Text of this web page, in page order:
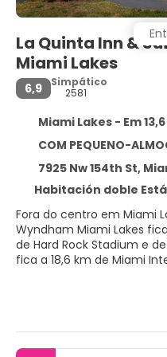
La Quinta Inn &
Miami Lakes
6,9
Simpático
2581
Miami Lakes - Em
COM PEQUENO-
7925 Nw 154th St,
Habitación doble
Fora do centro em Miami
Wyndham Miami Lakes
de Hard Rock Stadium e de
fica a 18,6 km de Miami
Aproveite as instalações
externa e uma
comodidades como Wi-Fi
banquetes e máquina